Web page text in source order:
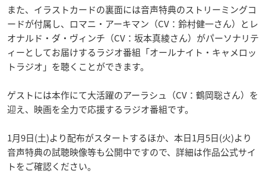
また、イラストカードの裏面には音声特典のストリーミングコ
ードが付属し、ロマニ・アーキマン（CV：鈴村健一さん）とレ
オナルド・ダ・ヴィンチ（CV：坂本真綾さん）がパーソナリテ
ィーとしてお届けするラジオ番組「オールナイト・キャメロッ
トラジオ」を聴くことができます。
ゲストには本作にて大活躍のアーラシュ（CV：鶴岡聡さん）を
迎え、映画を全力で応援するラジオ番組です。
1月9日(土)より配布がスタートするほか、本日1月5日(火)より
音声特典の試聴映像等も公開中ですので、詳細は作品公式サイ
トをご確認ください。